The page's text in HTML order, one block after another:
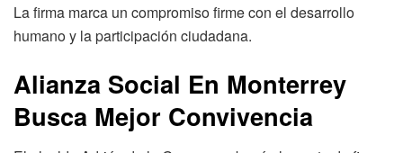
La firma marca un compromiso firme con el desarrollo
humano y la participación ciudadana.
Alianza Social En Monterrey
Busca Mejor Convivencia